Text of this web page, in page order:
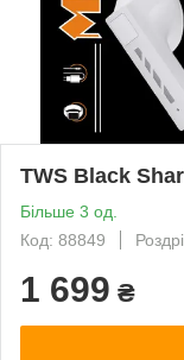
TWS Black
Більше 3 од.
Код: 88849
1 699 ₴